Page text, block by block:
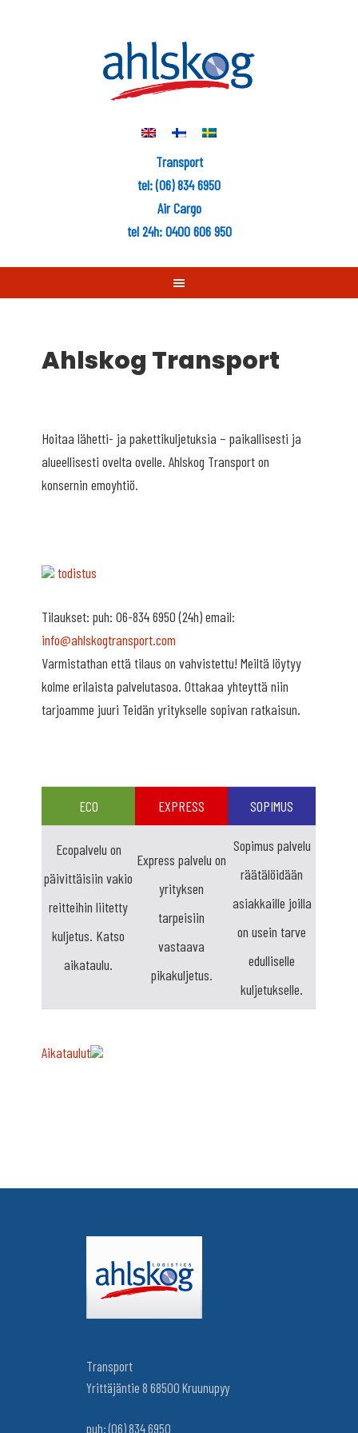
Transport
tel: (06) 834 6950
Air Cargo
tel 24h: 0400 606 950
Ahlskog Transport
Hoitaa lähetti- ja pakettikuljetuksia – paikallisesti ja
alueellisesti ovelta ovelle. Ahlskog Transport on
konsernin emoyhtiö.
todistus
Tilaukset: puh: 06-834 6950 (24h) email:
info@ahlskogtransport.com
Varmistathan että tilaus on vahvistettu! Meiltä löytyy
kolme erilaista palvelutasoa. Ottakaa yhteyttä niin
tarjoamme juuri Teidän yritykselle sopivan ratkaisun.
ECO EXPRESS SOPIMUS
Ecopalvelu on
päivittäisiin vakio
reitteihin liitetty
kuljetus. Katso
aikataulu.
Express palvelu on
yrityksen
tarpeisiin
vastaava
pikakuljetus.
Sopimus palvelu
räätälöidään
asiakkaille joilla
on usein tarve
edulliselle
kuljetukselle.
Aikataulut
Transport
Yrittäjäntie 8 68500 Kruunupyy
puh: (06) 834 6950